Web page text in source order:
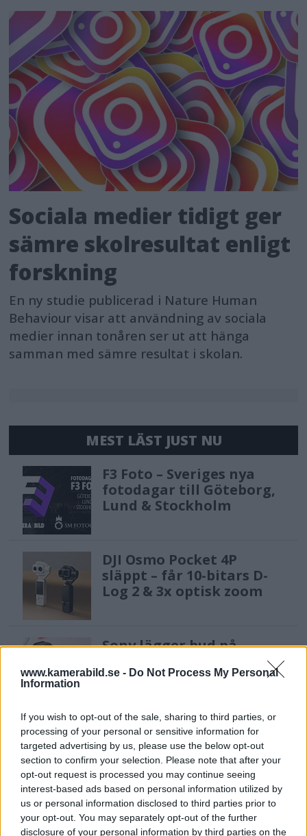
www.kamerabild.se - Do Not Process My Personal
Information
If you wish to opt-out of the sale, sharing to third parties, or
processing of your personal or sensitive information for
targeted advertising by us, please use the below opt-out
section to confirm your selection. Please note that after your
opt-out request is processed you may continue seeing
interest-based ads based on personal information utilized by
us or personal information disclosed to third parties prior to
your opt-out. You may separately opt-out of the further
disclosure of your personal information by third parties on the
Sociala medier tidigt ger
sämre skolresultat enligt
forskning
En ny studie publicerad i Nature Human
Behaviour visar att användning av sociala
medier innan tonåren ser ut att hänga
samman med sämre resultat i skolan.
MEST LÄST JUST NU
F3 Foto – Sveriges nya
fotodagar till Göteborg,
Lund & Stockholm
DJI Osmo Pocket 4P
släppt – får 10-bitars D-
Log 2 & 3x optisk zoom
Sony lägger bud på
Tamron – kan vara värt
12 miljarder kronor
Anna W Thorbjörnsson –
naket med integritet
Sony RX10 V – ny
superzoom med 24–